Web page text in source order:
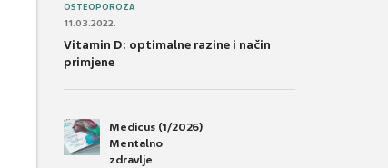
OSTEOPOROZA
11.03.2022.
Vitamin D: optimalne razine i način
primjene
Medicus (1/2026)
Mentalno
zdravlje